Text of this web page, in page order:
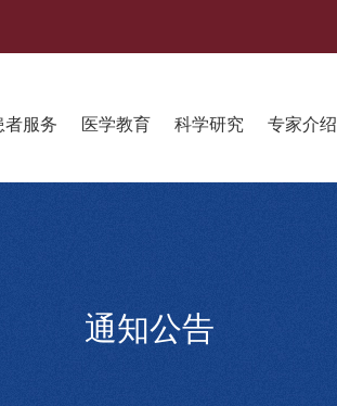
者服务 医学教育 科学研究 专家介绍
通知公告